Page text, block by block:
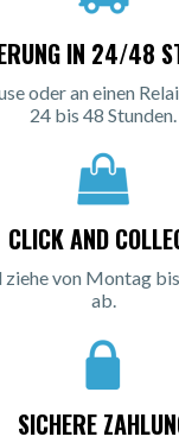
IN 24/48
oder an einen
24 bis 48 Stunden.
CLICK AND
ziehe von Montag
ab.
SICHERE